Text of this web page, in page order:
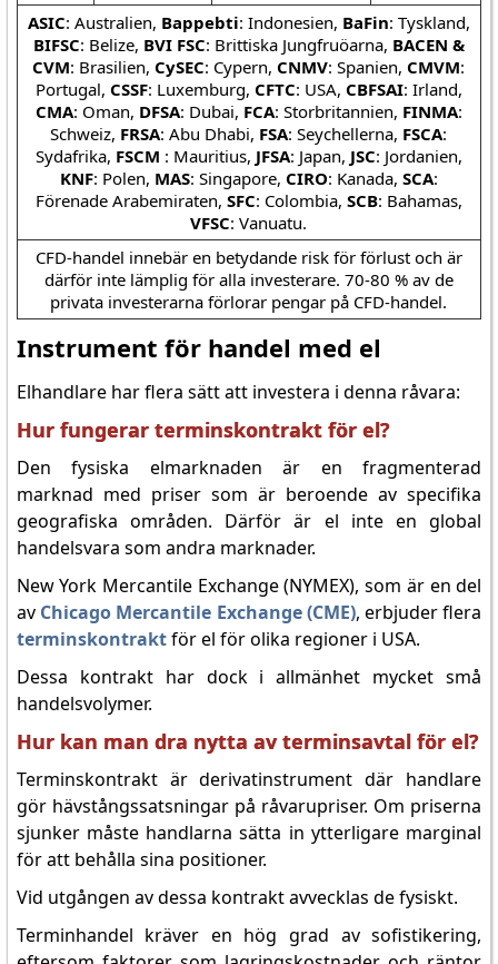
ASIC: Australien, Bappebti: Indonesien, BaFin: Tyskland,
BIFSC: Belize, BVI FSC: Brittiska Jungfruöarna, BACEN &
CVM: Brasilien, CySEC: Cypern, CNMV: Spanien, CMVM:
Portugal, CSSF: Luxemburg, CFTC: USA, CBFSAI: Irland,
CMA: Oman, DFSA: Dubai, FCA: Storbritannien, FINMA:
Schweiz, FRSA: Abu Dhabi, FSA: Seychellerna, FSCA:
Sydafrika, FSCM : Mauritius, JFSA: Japan, JSC: Jordanien,
KNF: Polen, MAS: Singapore, CIRO: Kanada, SCA:
Förenade Arabemiraten, SFC: Colombia, SCB: Bahamas,
VFSC: Vanuatu.
CFD-handel innebär en betydande risk för förlust och är
därför inte lämplig för alla investerare. 70-80 % av de
privata investerarna förlorar pengar på CFD-handel.
Instrument för handel med el
Elhandlare har flera sätt att investera i denna råvara:
Hur fungerar terminskontrakt för el?
Den fysiska elmarknaden är en fragmenterad
marknad med priser som är beroende av specifika
geografiska områden. Därför är el inte en global
handelsvara som andra marknader.
New York Mercantile Exchange (NYMEX), som är en del
av Chicago Mercantile Exchange (CME), erbjuder flera
terminskontraktför el för olika regioner i USA.
Dessa kontrakt har dock i allmänhet mycket små
handelsvolymer.
Hur kan man dra nytta av terminsavtal för el?
Terminskontrakt är derivatinstrument där handlare
gör hävstångssatsningar på råvarupriser. Om priserna
sjunker måste handlarna sätta in ytterligare marginal
för att behålla sina positioner.
Vid utgången av dessa kontrakt avvecklas de fysiskt.
Terminhandel kräver en hög grad av sofistikering,